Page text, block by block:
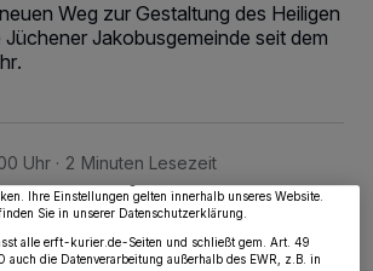
Weg zur Gestaltung des Heiligen
Jakobusgemeinde seit dem
Uhr 2 Minuten Lesezeit
speichern und greifen auf personenbezogene Daten
Einstellungen zu ändern oder Ihre Einwilligung zu
Ihre Einstellungen gelten innerhalb unseres Website.
Sie in unserer Datenschutzerklärung.
alle erft-kurier.de-Seiten und schließt gem. Art. 49
auch die Datenverarbeitung außerhalb des EWR, z.B. in